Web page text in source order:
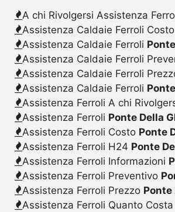
A chi Rivolgersi Assistenza
Assistenza Caldaie Ferroli Costo
Assistenza Caldaie Ferroli
Assistenza Caldaie Ferroli
Assistenza Caldaie Ferroli
Assistenza Caldaie Ferroli
Assistenza Ferroli A chi
Assistenza Ferroli Ponte Della
Assistenza Ferroli Costo Ponte
Assistenza Ferroli H24 Ponte
Assistenza Ferroli Informazioni
Assistenza Ferroli Preventivo
Assistenza Ferroli Prezzo Ponte
Assistenza Ferroli Quanto Costa